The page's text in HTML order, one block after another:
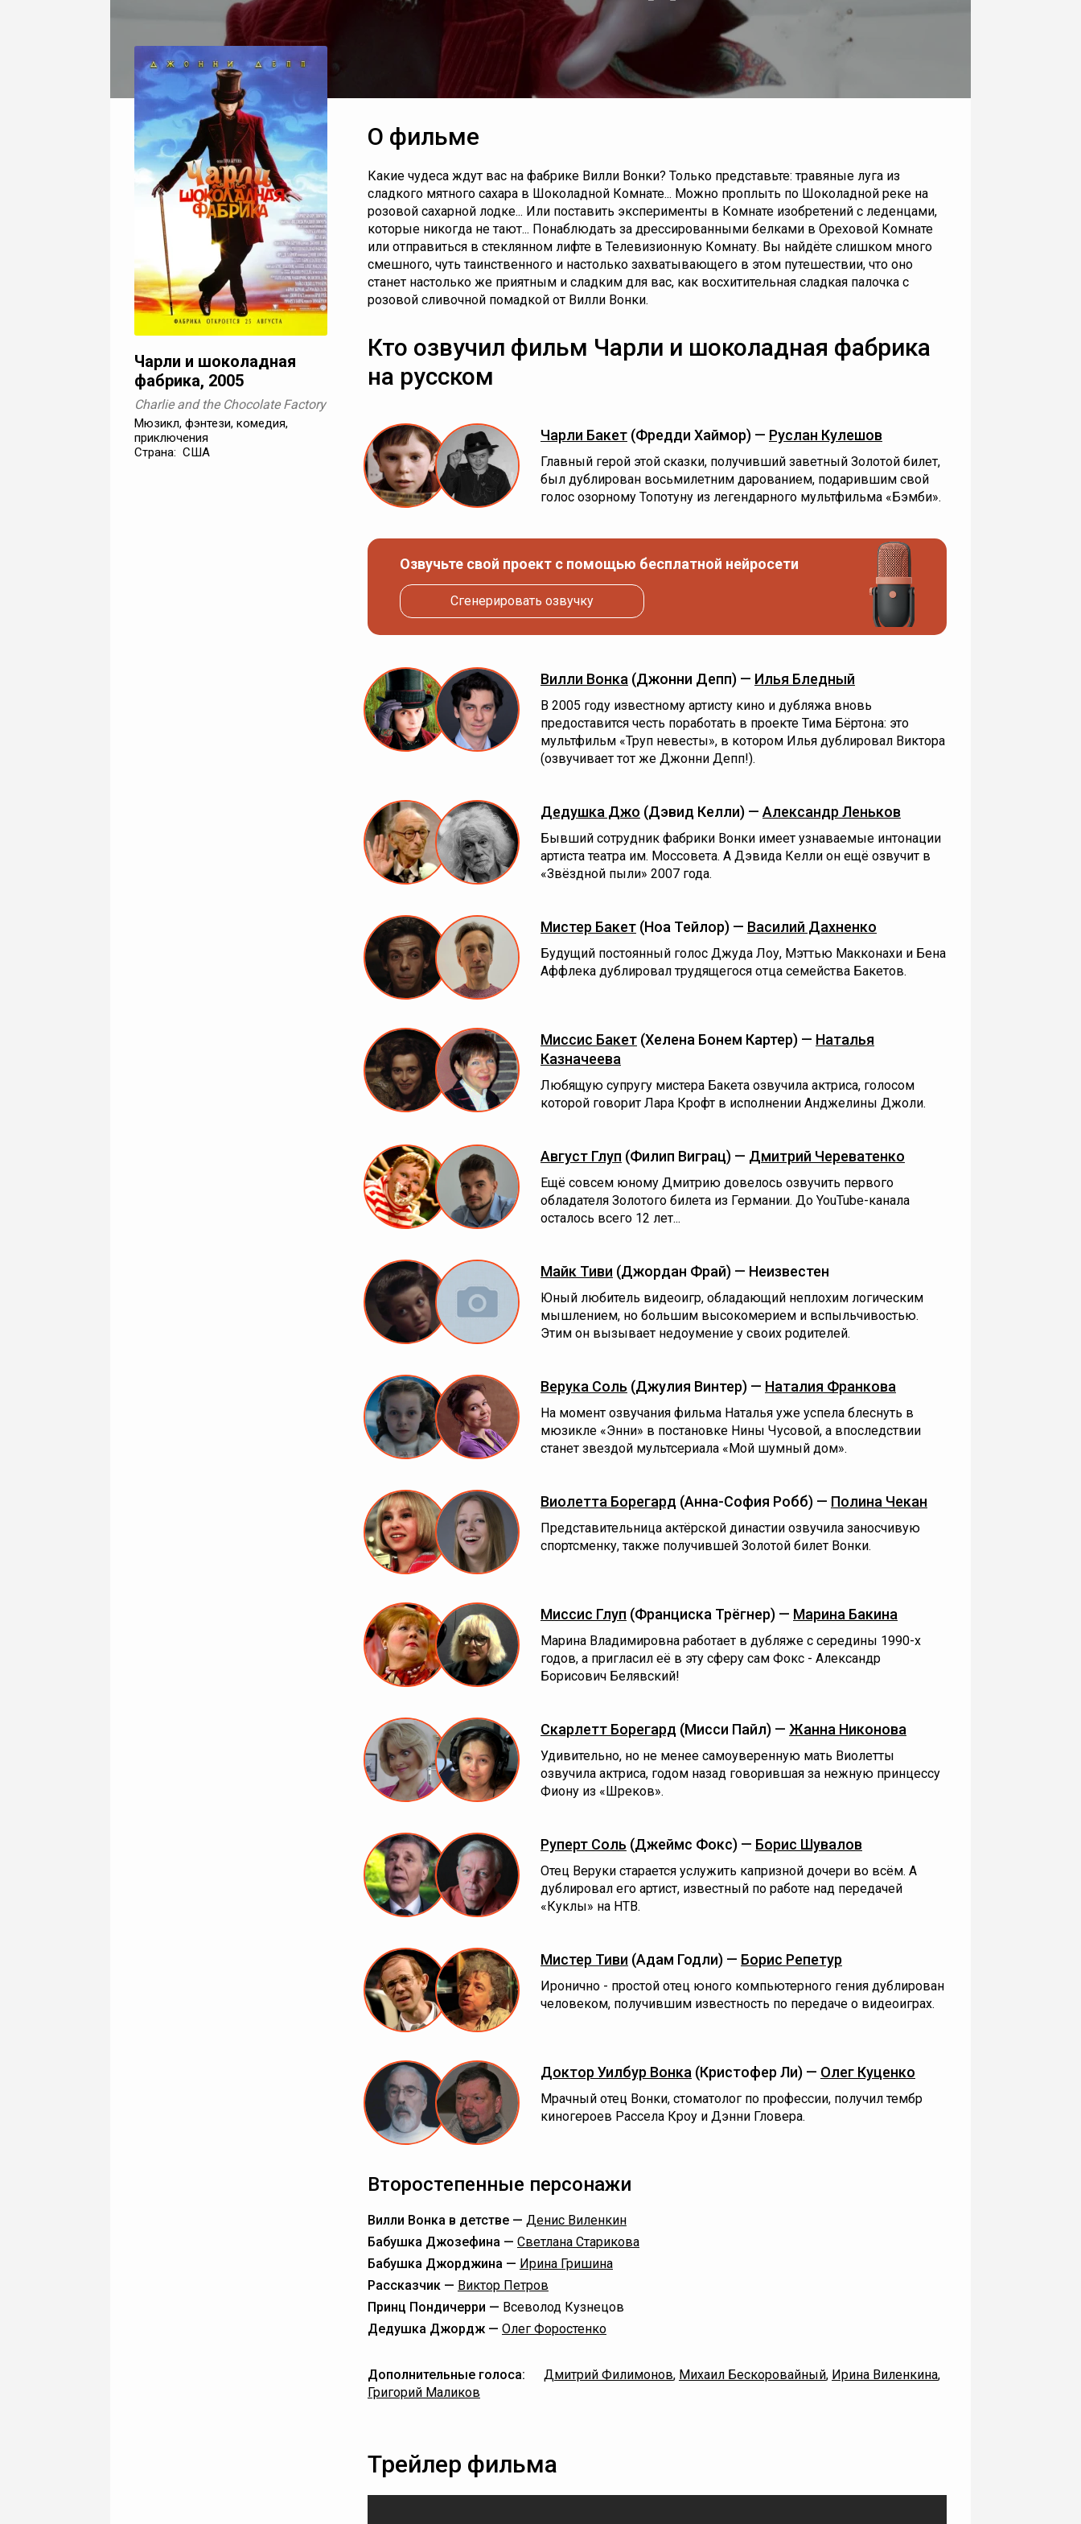
Чарли и шоколадная
фабрика, 2005
Charlie and the Chocolate Factory
Мюзикл, фэнтези, комедия,
приключения
Страна: США
О фильме
Какие чудеса ждут вас на фабрике Вилли Вонки? Только представьте: травяные луга из
сладкого мятного сахара в Шоколадной Комнате... Можно проплыть по Шоколадной реке на
розовой сахарной лодке... Или поставить эксперименты в Комнате изобретений с леденцами,
которые никогда не тают... Понаблюдать за дрессированными белками в Ореховой Комнате
или отправиться в стеклянном лифте в Телевизионную Комнату. Вы найдёте слишком много
смешного, чуть таинственного и настолько захватывающего в этом путешествии, что оно
станет настолько же приятным и сладким для вас, как восхитительная сладкая палочка с
розовой сливочной помадкой от Вилли Вонки.
Кто озвучил фильм Чарли и шоколадная фабрика
на русском
Чарли Бакет (Фредди Хаймор) — Руслан Кулешов
Главный герой этой сказки, получивший заветный Золотой билет,
был дублирован восьмилетним дарованием, подарившим свой
голос озорному Топотуну из легендарного мультфильма «‎Бэмби».
Озвучьте свой проект с помощью бесплатной нейросети
Сгенерировать озвучку
Вилли Вонка (Джонни Депп) — Илья Бледный
В 2005 году известному артисту кино и дубляжа вновь
предоставится честь поработать в проекте Тима Бёртона: это
мультфильм «Труп невесты», в котором Илья дублировал Виктора
(озвучивает тот же Джонни Депп!).
Дедушка Джо (Дэвид Келли) — Александр Леньков
Бывший сотрудник фабрики Вонки имеет узнаваемые интонации
артиста театра им. Моссовета. А Дэвида Келли он ещё озвучит в
«Звёздной пыли» 2007 года.
Мистер Бакет (Ноа Тейлор) — Василий Дахненко
Будущий постоянный голос Джуда Лоу, Мэттью Макконахи и Бена
Аффлека дублировал трудящегося отца семейства Бакетов.
Миссис Бакет (Хелена Бонем Картер) — Наталья
Казначеева
Любящую супругу мистера Бакета озвучила актриса, голосом
которой говорит Лара Крофт в исполнении Анджелины Джоли.
Август Глуп (Филип Виграц) — Дмитрий Череватенко
Ещё совсем юному Дмитрию довелось озвучить первого
обладателя Золотого билета из Германии. До YouTube-канала
осталось всего 12 лет...
Майк Тиви (Джордан Фрай) — Неизвестен
Юный любитель видеоигр, обладающий неплохим логическим
мышлением, но большим высокомерием и вспыльчивостью.
Этим он вызывает недоумение у своих родителей.
Верука Соль (Джулия Винтер) — Наталия Франкова
На момент озвучания фильма Наталья уже успела блеснуть в
мюзикле «Энни» в постановке Нины Чусовой, а впоследствии
станет звездой мультсериала «‎Мой шумный дом».
Виолетта Борегард (Анна-София Робб) — Полина Чекан
Представительница актёрской династии озвучила заносчивую
спортсменку, также получившей Золотой билет Вонки.
Миссис Глуп (Франциска Трёгнер) — Марина Бакина
Марина Владимировна работает в дубляже с середины 1990-х
годов, а пригласил её в эту сферу сам Фокс - Александр
Борисович Белявский!
Скарлетт Борегард (Мисси Пайл) — Жанна Никонова
Удивительно, но не менее самоуверенную мать Виолетты
озвучила актриса, годом назад говорившая за нежную принцессу
Фиону из «Шреков».
Руперт Соль (Джеймс Фокс) — Борис Шувалов
Отец Веруки старается услужить капризной дочери во всём. А
дублировал его артист, известный по работе над передачей
«Куклы» на НТВ.
Мистер Тиви (Адам Годли) — Борис Репетур
Иронично - простой отец юного компьютерного гения дублирован
человеком, получившим известность по передаче о видеоиграх.
Доктор Уилбур Вонка (Кристофер Ли) — Олег Куценко
Мрачный отец Вонки, стоматолог по профессии, получил тембр
киногероев Рассела Кроу и Дэнни Гловера.
Второстепенные персонажи
Вилли Вонка в детстве — Денис Виленкин
Бабушка Джозефина — Светлана Старикова
Бабушка Джорджина — Ирина Гришина
Рассказчик — Виктор Петров
Принц Пондичерри — Всеволод Кузнецов
Дедушка Джордж — Олег Форостенко
Дополнительные голоса: Дмитрий Филимонов, Михаил Бескоровайный, Ирина Виленкина,
Григорий Маликов
Трейлер фильма